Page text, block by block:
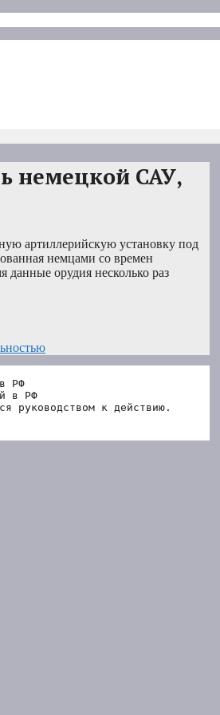
немецкой САУ,
артиллерийскую установку под
немцами со времен
данные орудия несколько раз
РФ
в РФ
руководством к действию.